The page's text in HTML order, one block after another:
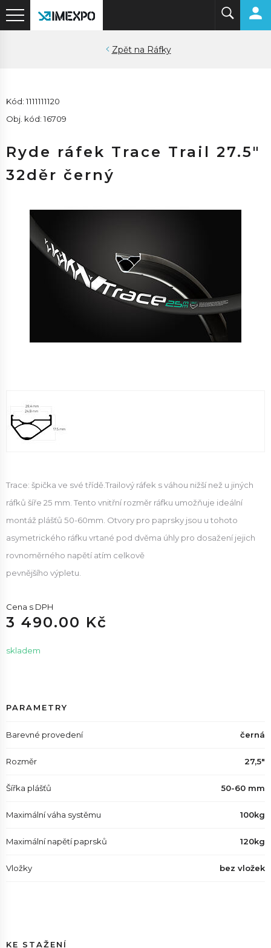
Ráfky
Kód: 1111111120
Obj. kód: 16709
Ryde ráfek Trace Trail 27.5"
32děr černý
Trace: špička ve své třídě.Trailový ráfek s váhou nižší než u jiných
ráfků šíře 25 mm. Tento vnitřní rozměr ráfku umožňuje ideální
montáž plášťů 50-60mm. Otvory pro paprsky jsou u tohoto
asymetrického ráfku vrtané pod dvěma úhly pro dosažení jejich
rovnoměrného napětí atím celkově
pevnějšího výpletu.
Cena s DPH
3 490.00 Kč
skladem
PARAMETRY
Barevné provedení černá
Rozměr 27,5"
Šířka plášťů 50-60 mm
Maximální váha systěmu 100kg
Maximální napětí paprsků 120kg
Vložky bez vložek
KE STAŽENÍ